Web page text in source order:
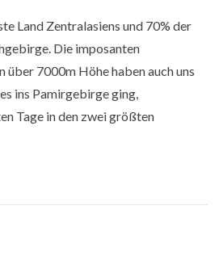
Land Zentralasiens und 70% der
Die imposanten
7000m Höhe haben auch uns
ins Pamirgebirge ging,
Tage in den zwei größten